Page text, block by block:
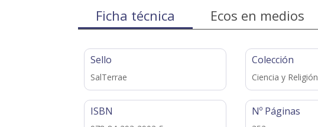
Ficha técnica Ecos en medios
Sello
SalTerrae
ISBN
Colección
Ciencia y Religión
Nº Páginas